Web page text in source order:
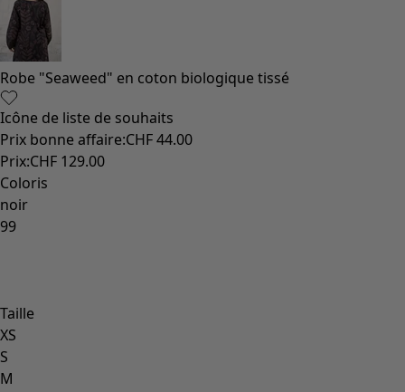
Collections
Dans l'univers du kimono
Monsoon
Étendues champêtres
Coimbatore
Les classiques de Gudrun
Des tournesols pour le HCR